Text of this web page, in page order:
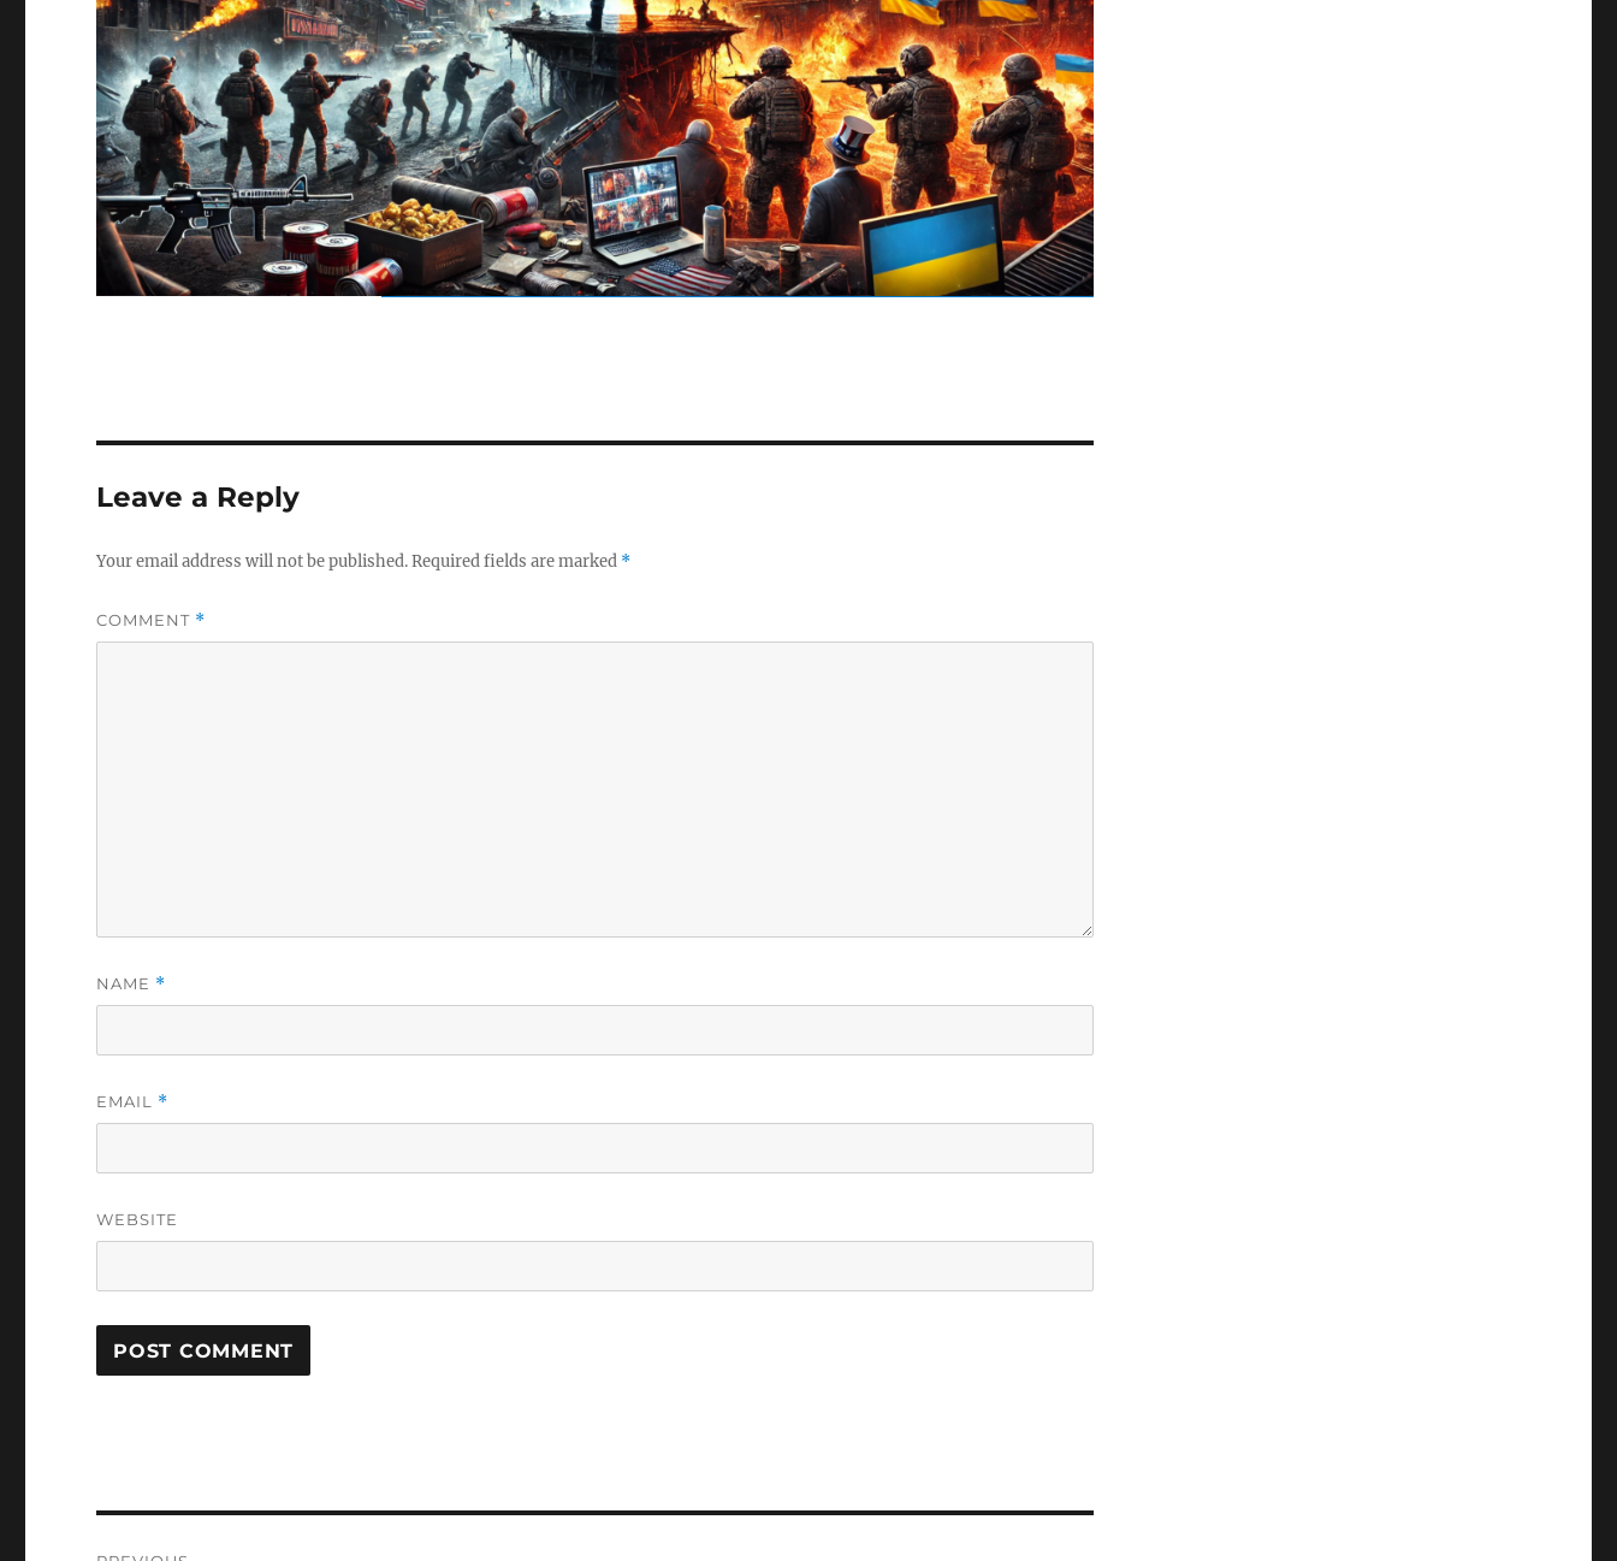
Leave a Reply
Your email address will not be published.Required fields are marked *
COMMENT *
NAME *
EMAIL *
WEBSITE